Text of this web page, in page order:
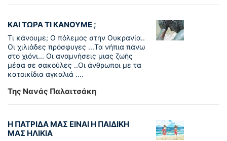
ΚΑΙ ΤΩΡΑ ΤΙ ΚΑΝΟΥΜΕ ;
Τι κάνουμε; Ο πόλεμος στην Ουκρανία..
Οι χιλιάδες πρόσφυγες ...Τα νήπια πάνω
στο χιόνι... Οι αναμνήσεις μιας ζωής
μέσα σε σακούλες ..Οι άνθρωποι με τα
κατοικίδια αγκαλιά ....
Της Νανάς Παλαιτσάκη
Η ΠΑΤΡΙΔΑ ΜΑΣ ΕΙΝΑΙ Η ΠΑΙΔΙΚΗ
ΜΑΣ ΗΛΙΚΙΑ